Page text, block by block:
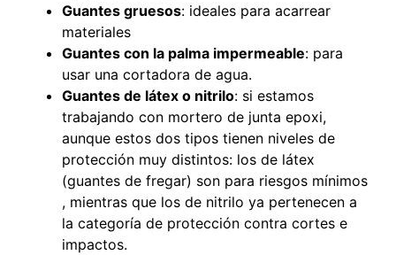
Guantes gruesos: ideales para acarrear
materiales
Guantes con la palma impermeable: para
usar una cortadora de agua.
Guantes de látex o nitrilo: si estamos
trabajando con mortero de junta epoxi,
aunque estos dos tipos tienen niveles de
protección muy distintos: los de látex
(guantes de fregar) son para riesgos mínimos
, mientras que los de nitrilo ya pertenecen a
la categoría de protección contra cortes e
impactos.